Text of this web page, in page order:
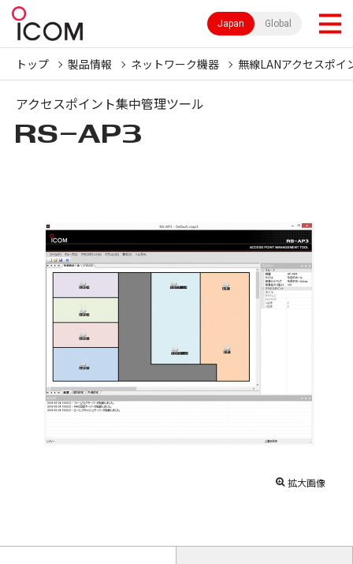
Japan Global
トップ 製品情報 ネットワーク機器 無線LANアクセスポイ
アクセスポイント集中管理ツール
RS-AP3
拡大画像